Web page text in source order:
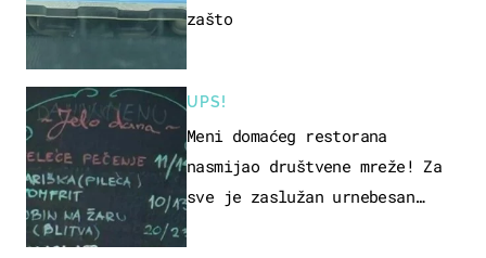
zašto
UPS!
Meni domaćeg restorana
nasmijao društvene mreže! Za
sve je zaslužan urnebesan